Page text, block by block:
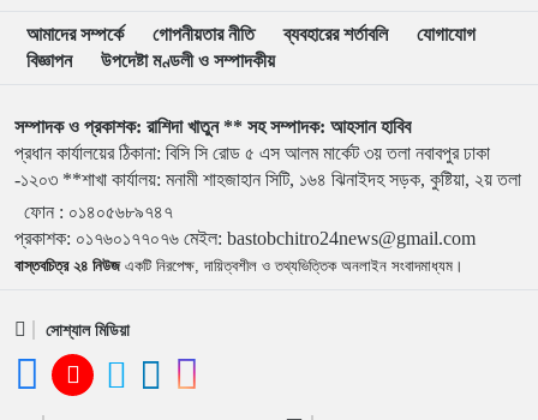
‘পরশু নয়, কালকেই লং মার্চ টু ঢাকা’—যে আহ্বানে বদলে যায়
ইতিহাস
১১
প্রথম শ্রেণিতে ভর্তি পরীক্ষা হচ্ছে না, থাকছে লটারি পদ্ধতি
১২
হোয়াটসঅ্যাপ কল রেকর্ড করবেন যেভাবে, জেনে নিন সহজ উপায়
১৩
আমাদের সম্পর্কে গোপনীয়তার নীতি ব্যবহারের শর্তাবলি
যোগাযোগ
বিজ্ঞাপন
উপদেষ্টা মণ্ডলী ও সম্পাদকীয়
সম্পাদক ও প্রকাশক: রাশিদা খাতুন ** সহ সম্পাদক: আহসান হাবিব
প্রধান কার্যালয়ের ঠিকানা: বিসি সি রোড ৫ এস আলম মার্কেট ৩য় তলা নবাবপুর ঢাকা
-১২০৩ **শাখা কার্যালয়: মনামী শাহজাহান সিটি, ১৬৪ ঝিনাইদহ সড়ক, কুষ্টিয়া, ২য় তলা
ফোন : ০১৪০৫৬৮৯৭৪৭
প্রকাশক: ০১৭৬০১৭৭০৭৬ মেইল: bastobchitro24news@gmail.com
বাস্তবচিত্র ২৪ নিউজএকটি নিরপেক্ষ, দায়িত্বশীল ও তথ্যভিত্তিক অনলাইন সংবাদমাধ্যম।
সোশ্যাল মিডিয়া